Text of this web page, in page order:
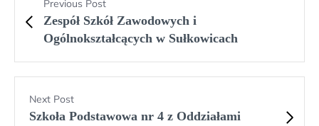
Previous Post
Zespół Szkół Zawodowych i
Ogólnokształcących w Sułkowicach
Next Post
Szkoła Podstawowa nr 4 z Oddziałami